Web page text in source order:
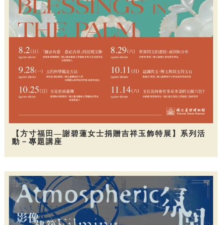
【方寸福田—謝碧蓮女士捐贈吉祥玉飾特展】系列活
動－專題講座